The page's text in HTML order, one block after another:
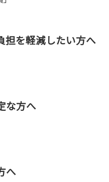
担を軽減したい方へ
な方へ
へ